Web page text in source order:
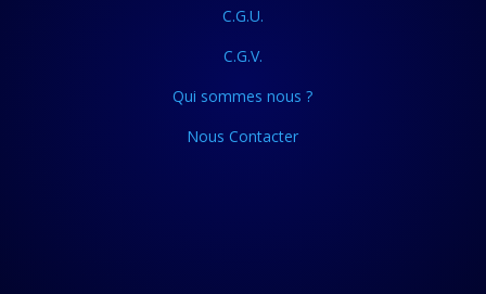
C.G.U.
C.G.V.
Qui sommes nous ?
Nous Contacter